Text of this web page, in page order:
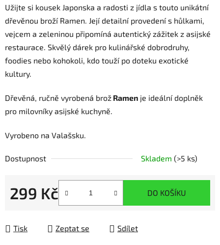
Užijte si kousek Japonska a radosti z jídla s touto unikátní
dřevěnou broží Ramen. Její detailní provedení s hůlkami,
vejcem a zeleninou připomíná autentický zážitek z asijské
restaurace. Skvělý dárek pro kulinářské dobrodruhy,
foodies nebo kohokoli, kdo touží po doteku exotické
kultury.
Dřevěná, ručně vyrobená brož Ramen je ideální doplněk
pro milovníky asijské kuchyně.
Vyrobeno na Valašsku.
Dostupnost Skladem (>5 ks)
299 Kč DO KOŠÍKU
Tisk Zeptat se Sdílet